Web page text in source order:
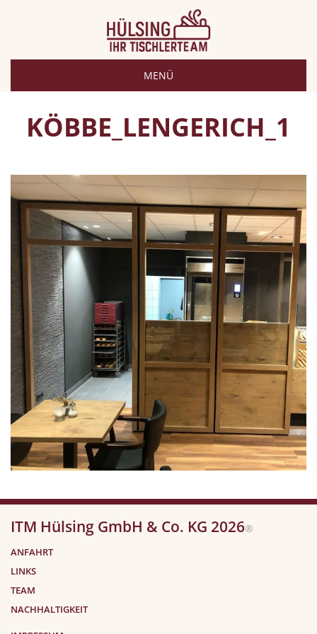
MENÜ
KÖBBE_LENGERICH_1
ITM Hülsing GmbH & Co. KG 2026®
ANFAHRT
LINKS
TEAM
NACHHALTIGKEIT